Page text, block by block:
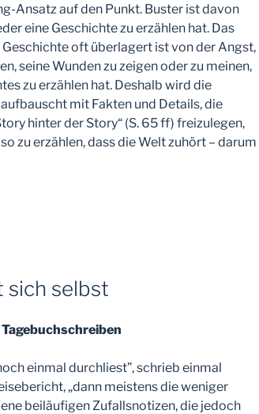
Ansatz auf den Punkt. Buster ist davon
eine Geschichte zu erzählen hat. Das
Geschichte oft überlagert ist von der Angst,
seine Wunden zu zeigen oder zu meinen,
zu erzählen hat. Deshalb wird die
mit Fakten und Details, die
hinter der Story“ (S. 65 ff) freizulegen,
zu erzählen, dass die Welt zuhört – darum
sich selbst
einmal durchliest”, schrieb einmal
„dann meistens die weniger
beiläufigen Zufallsnotizen, die jedoch